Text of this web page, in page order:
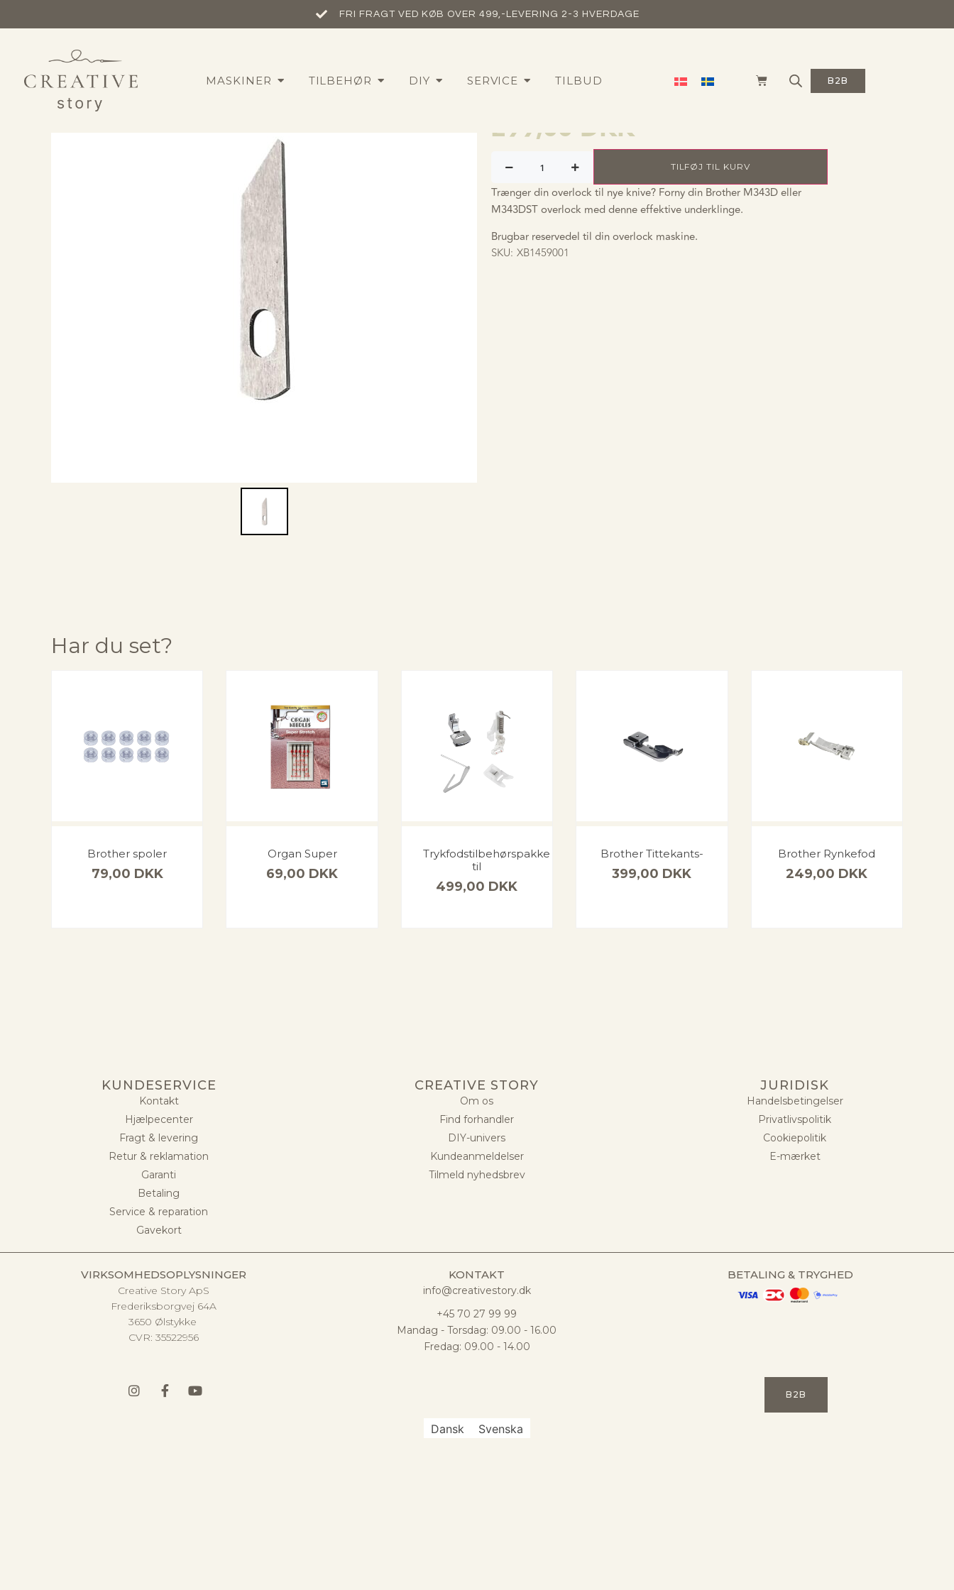
FRI FRAGT VED KØB OVER 499,-​ LEVERING 2-3 HVERDAGE
MASKINER TILBEHØR DIY SERVICE TILBUD B2B
Brother underkniv M343D
& M343DST | Overlock
299,00 DKK
TILFØJ TIL KURV
Trænger din overlock til nye knive? Forny din Brother M343D eller
M343DST overlock med denne effektive underklinge.
Brugbar reservedel til din overlock maskine.
SKU: XB1459001
Har du set?
Brother spoler
79,00 DKK
Organ Super
69,00 DKK
Trykfodstilbehørspakke
til
499,00 DKK
Brother Tittekants-
399,00 DKK
Brother Rynkefod
249,00 DKK
KUNDESERVICE
Kontakt
Hjælpecenter
Fragt & levering
Retur & reklamation
Garanti
Betaling
Service & reparation
Gavekort
CREATIVE STORY
Om os
Find forhandler
DIY-univers
Kundeanmeldelser
Tilmeld nyhedsbrev
JURIDISK
Handelsbetingelser
Privatlivspolitik
Cookiepolitik
E-mærket
VIRKSOMHEDSOPLYSNINGER
Creative Story ApS
Frederiksborgvej 64A
3650 Ølstykke
CVR: 35522956
KONTAKT
info@creativestory.dk
+45 70 27 99 99
Mandag - Torsdag: 09.00 - 16.00
Fredag: 09.00 - 14.00
BETALING & TRYGHED
B2B
Dansk Svenska